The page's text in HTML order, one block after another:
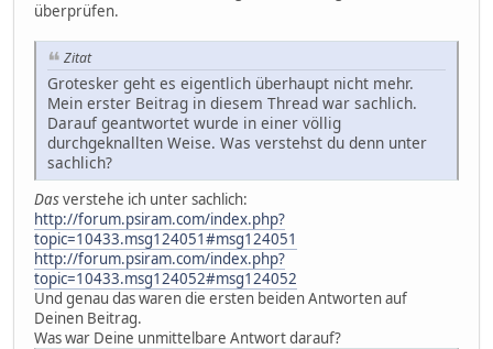
überprüfen.
Zitat
Grotesker geht es eigentlich überhaupt nicht mehr.
Mein erster Beitrag in diesem Thread war sachlich.
Darauf geantwortet wurde in einer völlig
durchgeknallten Weise. Was verstehst du denn unter
sachlich?
Dasverstehe ich unter sachlich:
http://forum.psiram.com/index.php?
topic=10433.msg124051#msg124051
http://forum.psiram.com/index.php?
topic=10433.msg124052#msg124052
Und genau das waren die ersten beiden Antworten auf
Deinen Beitrag.
Was war Deine unmittelbare Antwort darauf?